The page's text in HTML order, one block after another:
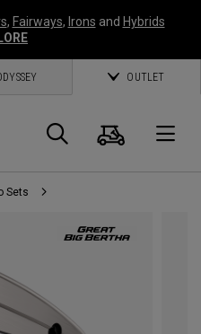
, Fairways, Irons and Hybrids
OUTLET
Suche
Sets